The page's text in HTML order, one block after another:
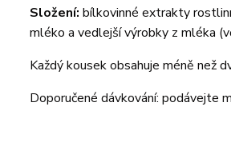
Složení: bílkovinné extrakty
mléko a vedlejší výrobky z mléka
Každý kousek obsahuje méně než
Doporučené dávkování: podávejte